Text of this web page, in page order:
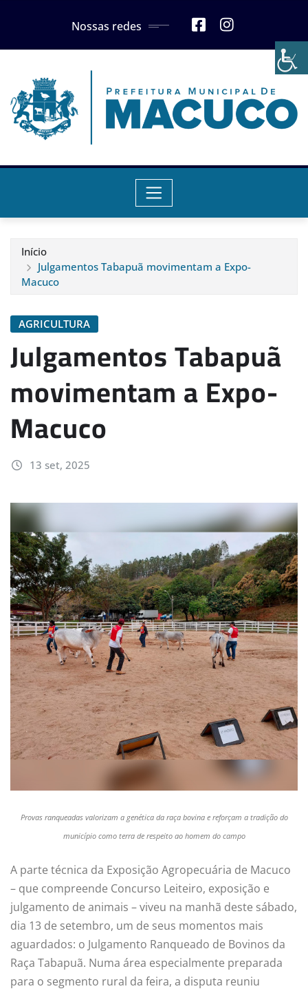
Nossas redes
Início
Julgamentos Tabapuã movimentam a Expo-
Macuco
AGRICULTURA
Julgamentos Tabapuã
movimentam a Expo-
Macuco
13 set, 2025
Provas ranqueadas valorizam a genética da raça bovina e reforçam a tradição do
município como terra de respeito ao homem do campo
A parte técnica da Exposição Agropecuária de Macuco
– que compreende Concurso Leiteiro, exposição e
julgamento de animais – viveu na manhã deste sábado,
dia 13 de setembro, um de seus momentos mais
aguardados: o Julgamento Ranqueado de Bovinos da
Raça Tabapuã. Numa área especialmente preparada
para o segmento rural da feira, a disputa reuniu